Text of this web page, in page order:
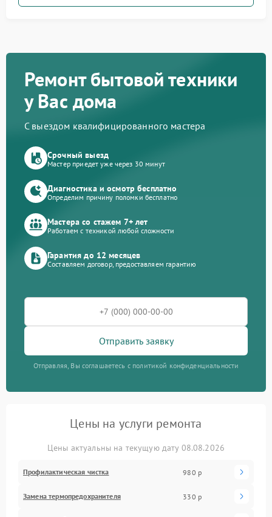
Ремонт бытовой техники
у Вас дома
С выездом квалифицированного мастера
Срочный выезд
Мастер приедет уже через 30 минут
Диагностика и осмотр бесплатно
Определим причину поломки бесплатно
Мастера со стажем 7+ лет
Работаем с техникой любой сложности
Гарантия до 12 месяцев
Составляем договор, предоставляем гарантию
Отправить заявку
Отправляя, Вы соглашаетесь с политикой конфиденциальности
Цены на услуги ремонта
Цены актуальны на текущую дату 08.08.2026
Профилактическая чистка 980 р
Замена термопредохранителя 330 р